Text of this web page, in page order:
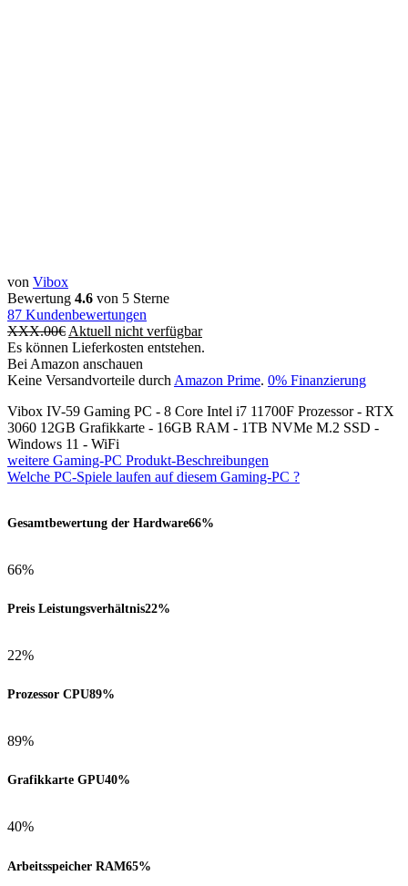
von Vibox
Bewertung 4.6 von 5 Sterne
87 Kundenbewertungen
XXX.00€ Aktuell nicht verfügbar
Es können Lieferkosten entstehen.
Bei Amazon anschauen
Keine Versandvorteile durch Amazon Prime. 0% Finanzierung
Vibox IV-59 Gaming PC - 8 Core Intel i7 11700F Prozessor - RTX
3060 12GB Grafikkarte - 16GB RAM - 1TB NVMe M.2 SSD -
Windows 11 - WiFi
weitere Gaming-PC Produkt-Beschreibungen
Welche PC-Spiele laufen auf diesem Gaming-PC ?
Gesamtbewertung der Hardware66%
66%
Preis Leistungsverhältnis22%
22%
Prozessor CPU89%
89%
Grafikkarte GPU40%
40%
Arbeitsspeicher RAM65%